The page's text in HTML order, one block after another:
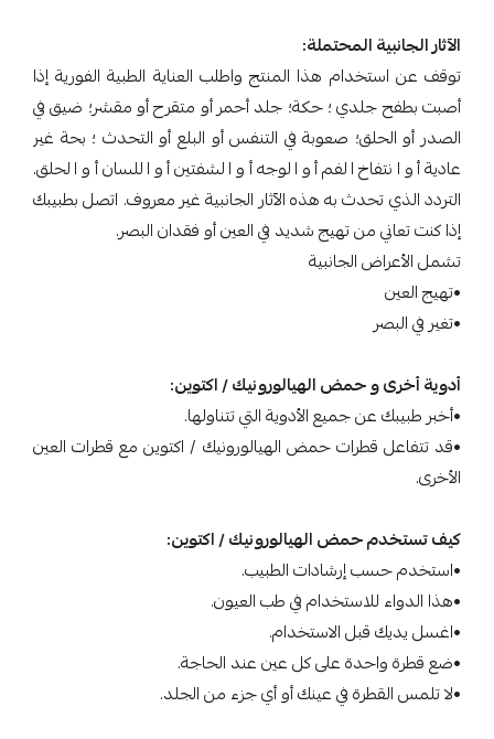
الآثار الجانبية المحتملة:
توقف عن استخدام هذا المنتج واطلب العناية الطبية الفورية إذا
أصبت بطفح جلدي ؛ حكة؛ جلد أحمر أو متقرح أو مقشر؛ ضيق في
الصدر أو الحلق؛ صعوبة في التنفس أو البلع أو التحدث ؛ بحة غير
عادية أو انتفاخ الفم أو الوجه أو الشفتين أو اللسان أو الحلق.
التردد الذي تحدث به هذه الآثار الجانبية غير معروف. اتصل بطبيبك
إذا كنت تعاني من تهيج شديد في العين أو فقدان البصر.
تشمل الأعراض الجانبية
•تهيج العين
•تغير في البصر
أدوية أخرى و حمض الهيالورونيك / اكتوين:
•أخبر طبيبك عن جميع الأدوية التي تتناولها.
•قد تتفاعل قطرات حمض الهيالورونيك / اكتوين مع قطرات العين
الأخرى.
كيف تستخدم حمض الهيالورونيك / اكتوين:
•استخدم حسب إرشادات الطبيب.
•هذا الدواء للاستخدام في طب العيون.
•اغسل يديك قبل الاستخدام.
•ضع قطرة واحدة على كل عين عند الحاجة.
•لا تلمس القطرة في عينك أو أي جزء من الجلد.